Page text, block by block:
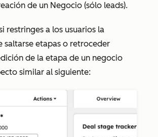
de un Negocio (sólo leads).
restringes a los usuarios la
saltarse etapas o retroceder
de la etapa de un negocio
similar al siguiente: